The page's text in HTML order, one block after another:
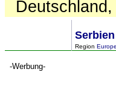
Region
-Werbung-